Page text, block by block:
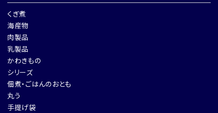
くぎ煮
海産物
肉製品
乳製品
かわきもの
シリーズ
佃煮・ごはんのおとも
丸う
手提げ袋